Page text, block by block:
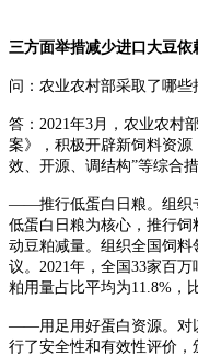
三方面举措减少进口大豆依
问：农业农村部采取了哪
答：2021年3月，农业农村
案》，积极开辟新饲料资
效、开源、调结构”等综合
——推行低蛋白日粮。组织
低蛋白日粮为核心，推行
动豆粕减量。组织全国饲
议。2021年，全国33家百
粕用量占比平均为11.8%，
——用足用好蛋白资源。对
行了安全性和有效性评价